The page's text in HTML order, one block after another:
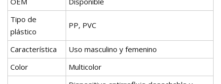
Tipo de
plástico
PP, PVC
Característica
Uso masculino y femenino
Color
Multicolor